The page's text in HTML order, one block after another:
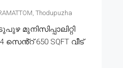
Thodupuzha
മുനിസിപ്പാലിറ്റി
650 SQFT വീട്